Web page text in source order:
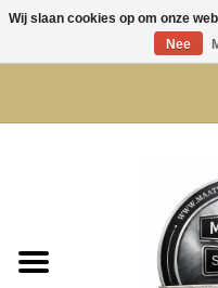
Horeca meubels
Wij slaan cookies op om onze
Nee